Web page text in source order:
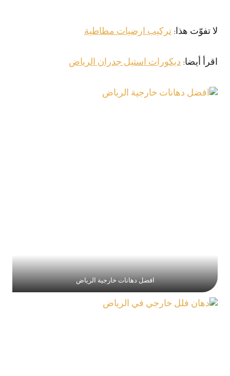
لا تفوّت هذا: تركيب ارضيات مطاطية
اقرأ أيضا: ديكورات استيل جدران الرياض
افضل دهانات خارجية الرياض